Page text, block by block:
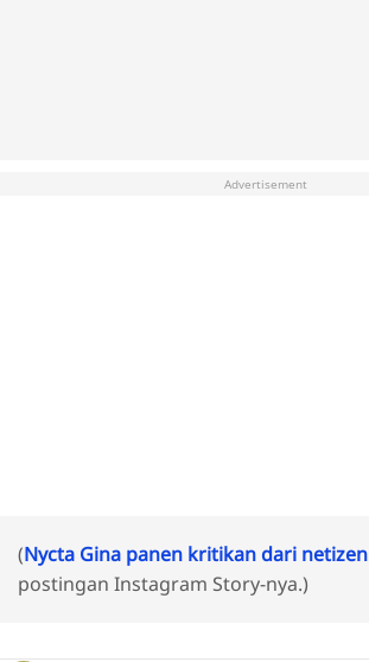
Advertisement
(Nycta Gina panen kritikan dari netizen
postingan Instagram Story-nya.)